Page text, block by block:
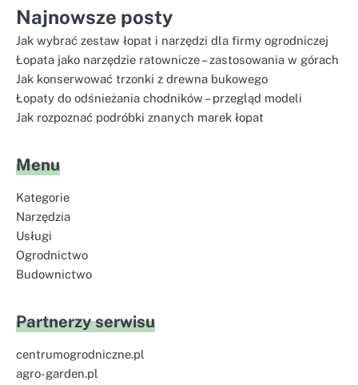
Najnowsze posty
Jak wybrać zestaw łopat i narzędzi dla firmy ogrodniczej
Łopata jako narzędzie ratownicze – zastosowania w górach
Jak konserwować trzonki z drewna bukowego
Łopaty do odśnieżania chodników – przegląd modeli
Jak rozpoznać podróbki znanych marek łopat
Menu
Kategorie
Narzędzia
Usługi
Ogrodnictwo
Budownictwo
Partnerzy serwisu
centrumogrodniczne.pl
agro-garden.pl